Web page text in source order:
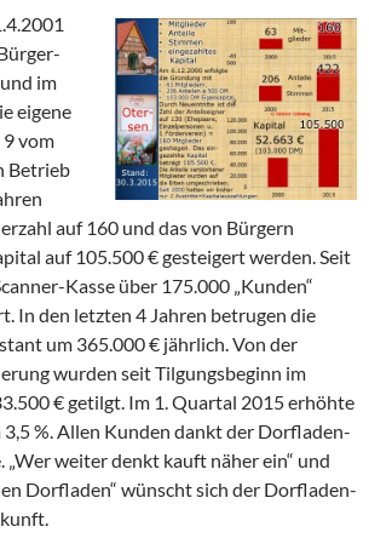
im
eigene
vom
Betrieb
auf 160 und das von Bürgern
auf 105.500 € gesteigert werden. Seit
Kasse über 175.000 „Kunden“
In den letzten 4 Jahren betrugen die
um 365.000 € jährlich. Von der
wurden seit Tilgungsbeginn im
€ getilgt. Im 1. Quartal 2015 erhöhte
3,5 %. Allen Kunden dankt der Dorfladen-
„Wer weiter denkt kauft näher ein“ und
Dorfladen“ wünscht sich der Dorfladen-